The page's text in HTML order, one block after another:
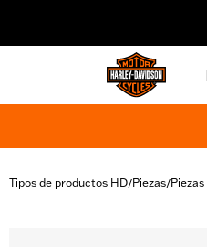
Tipos de productos HD/Piezas/